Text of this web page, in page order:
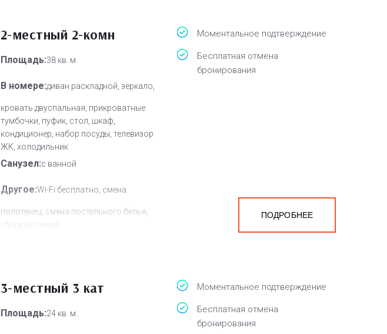
2-местный 2-комн
Площадь:38 кв. м.
В номере:диван раскладной, зеркало,
кровать двуспальная, прикроватные
тумбочки, пуфик, стол, шкаф,
кондиционер, набор посуды, телевизор
ЖК, холодильник
Санузел:с ванной
Другое:Wi-Fi бесплатно, смена
полотенец, смена постельного белья,
уборка номера
Моментальное подтверждение
Бесплатная отмена
бронирования
ПОДРОБНЕЕ
3-местный 3 кат
Площадь:24 кв. м.
Моментальное подтверждение
Бесплатная отмена
бронирования